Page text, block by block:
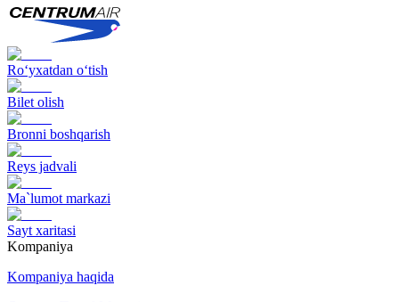
Ro‘yxatdan o‘tish
Bilet olish
Bronni boshqarish
Reys jadvali
Ma`lumot markazi
Sayt xaritasi
Kompaniya
Kompaniya haqida